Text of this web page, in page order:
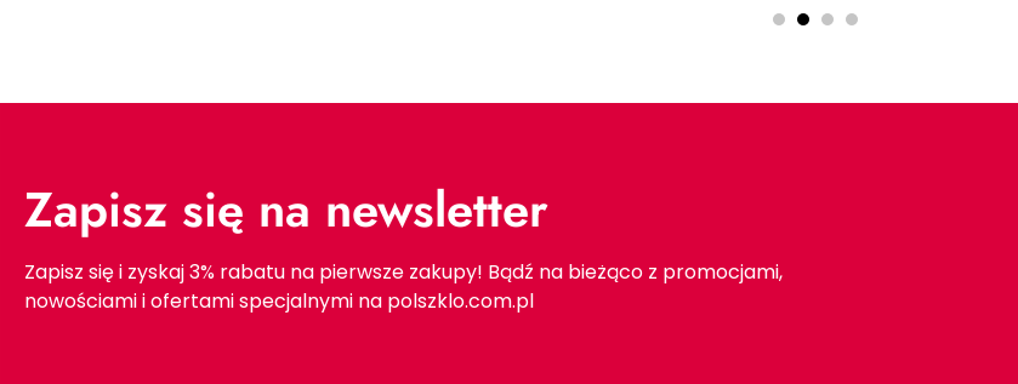
Zapisz się na newsletter
Zapisz się i zyskaj 3% rabatu na pierwsze zakupy! Bądź na bieżąco z promocjami,
nowościami i ofertami specjalnymi na polszklo.com.pl